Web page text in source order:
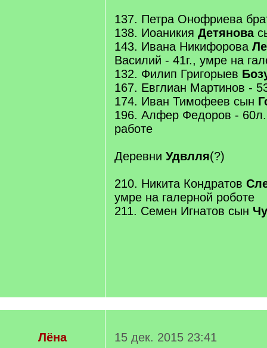
137. Петра Онофриева
138. Иоаникия Детянова
143. Ивана Никифорова
Василий - 41г., умре на
132. Филип Григорыев
167. Евглиан Мартинов -
174. Иван Тимофеев сын
196. Алфер Федоров -
работе
Деревни Удвлля(?)
210. Никита Кондратов
умре на галерной роботе
211. Семен Игнатов сын
Лёна
15 дек. 2015 23:41